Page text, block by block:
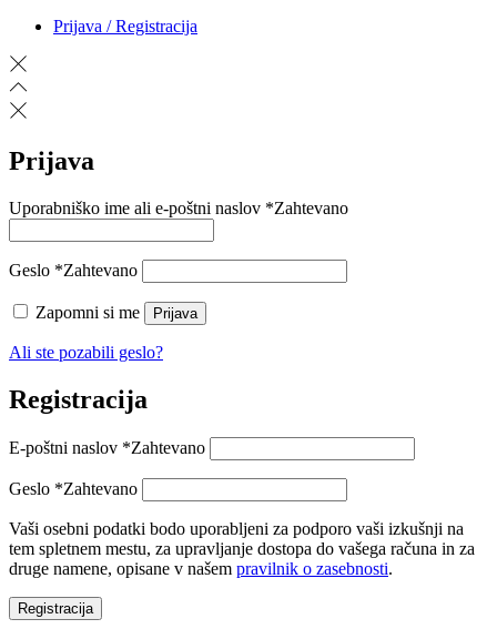
Prijava / Registracija
Prijava
Uporabniško ime ali e-poštni naslov *Zahtevano
Geslo *Zahtevano
Zapomni si me Prijava
Ali ste pozabili geslo?
Registracija
E-poštni naslov *Zahtevano
Geslo *Zahtevano
Vaši osebni podatki bodo uporabljeni za podporo vaši izkušnji na
tem spletnem mestu, za upravljanje dostopa do vašega računa in za
druge namene, opisane v našem pravilnik o zasebnosti.
Registracija